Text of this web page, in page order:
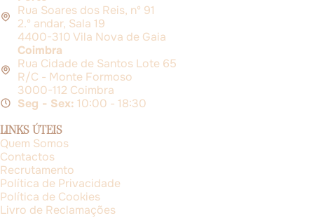
Rua Soares dos Reis, nº 91
2.º andar, Sala 19
4400-310 Vila Nova de Gaia
Coimbra
Rua Cidade de Santos Lote 65
R/C - Monte Formoso
3000-112 Coimbra
Seg - Sex: 10:00 - 18:30
LINKS ÚTEIS
Quem Somos
Contactos
Recrutamento
Política de Privacidade
Política de Cookies
Livro de Reclamações